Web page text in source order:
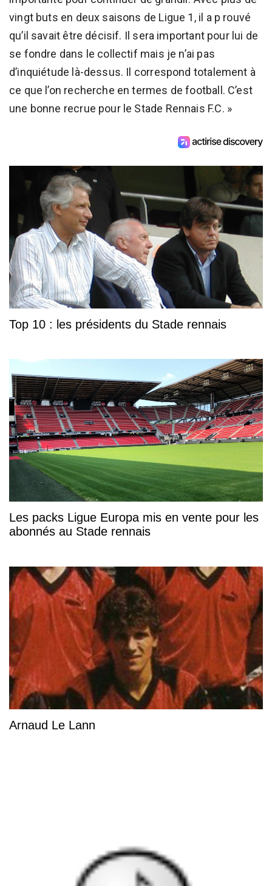
vingt buts en deux saisons de Ligue 1, il a p rouvé
qu’il savait être décisif. Il sera important pour lui de
se fondre dans le collectif mais je n’ai pas
d’inquiétude là-dessus. Il correspond totalement à
ce que l’on recherche en termes de football. C’est
une bonne recrue pour le Stade Rennais F.C. »
Top 10 : les présidents du Stade rennais
Les packs Ligue Europa mis en vente pour les
abonnés au Stade rennais
Arnaud Le Lann